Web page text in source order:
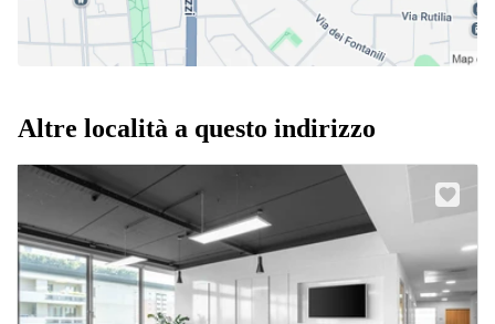
Altre località a questo indirizzo